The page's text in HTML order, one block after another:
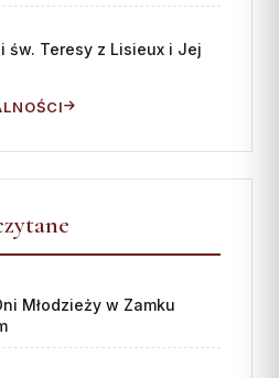
św. Teresy z Lisieux i Jej
Młodzieży w Zamku